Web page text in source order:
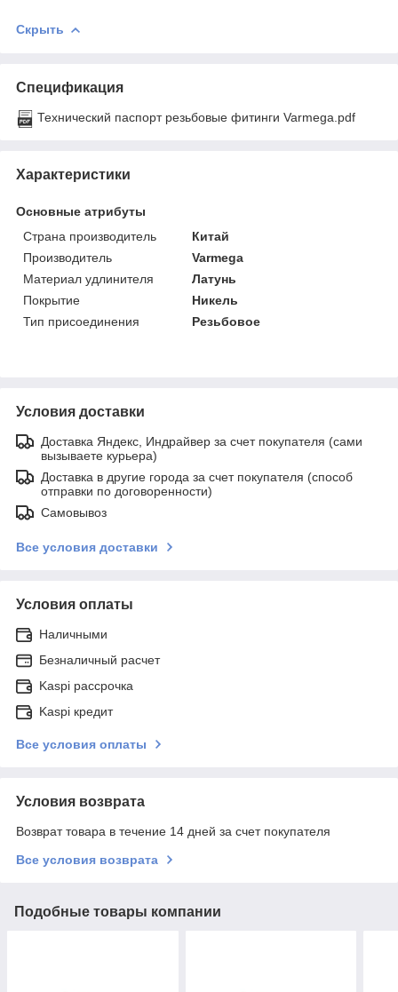
Скрыть
Спецификация
Технический паспорт резьбовые фитинги Varmega.pdf
Характеристики
Основные атрибуты
Страна производитель
Китай
Производитель
Varmega
Материал удлинителя
Латунь
Покрытие
Никель
Тип присоединения
Резьбовое
Условия доставки
Доставка Яндекс, Индрайвер за счет покупателя (сами
вызываете курьера)
Доставка в другие города за счет покупателя (способ
отправки по договоренности)
Самовывоз
Все условия доставки
Условия оплаты
Наличными
Безналичный расчет
Kaspi рассрочка
Kaspi кредит
Все условия оплаты
Условия возврата
Возврат товара в течение 14 дней за счет покупателя
Все условия возврата
Подобные товары компании